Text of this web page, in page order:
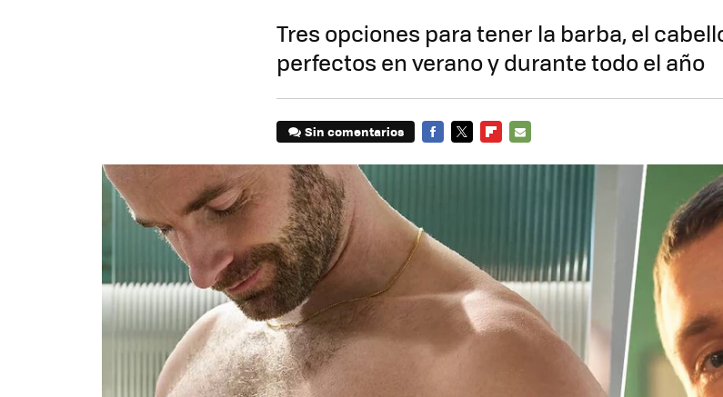
Tres opciones para tener la barba, el
perfectos en verano y durante todo el año
Sin comentarios